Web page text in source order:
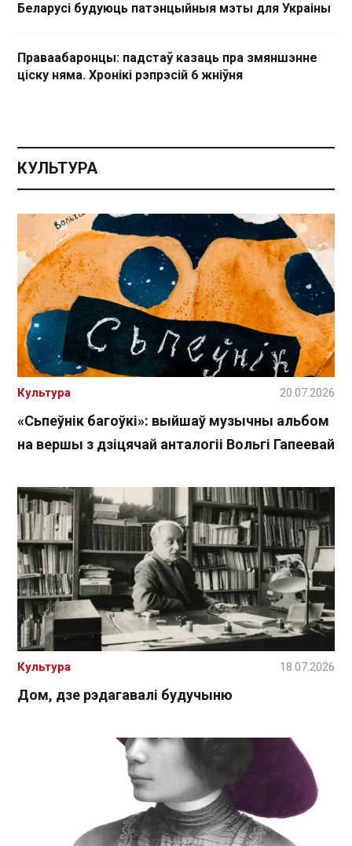
Беларусі будуюць патэнцыйныя мэты для Украіны
Праваабаронцы: падстаў казаць пра змяншэнне
ціску няма. Хронікі рэпрэсій 6 жніўня
КУЛЬТУРА
«Сьпеўнік багоўкі»: выйшаў музычны альбом
на вершы з дзіцячай анталогіі Вольгі Гапеевай
Культура 20.07.2026
Дом, дзе рэдагавалі будучыню
Культура 18.07.2026